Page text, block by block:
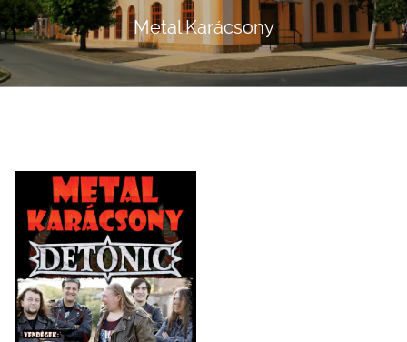
Metal Karácsony